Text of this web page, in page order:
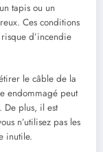
tapis ou un
Ces conditions
d’incendie
le câble de la
endommagé peut
De plus, il est
n’utilisez pas les
inutile.